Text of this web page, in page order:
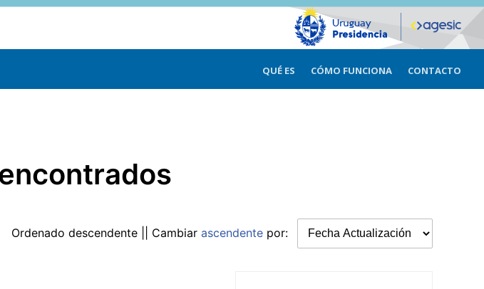
QUÉ ES CÓMO FUNCIONA CONTACTO
Ordenado descendente || Cambiar ascendente por: